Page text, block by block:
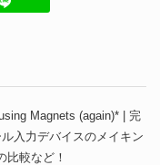
Magnets (again)* | 完
入力デバイスのメイキン
比較など！